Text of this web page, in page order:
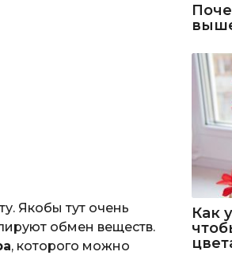
Якобы тут очень
обмен веществ.
, которого можно
Как